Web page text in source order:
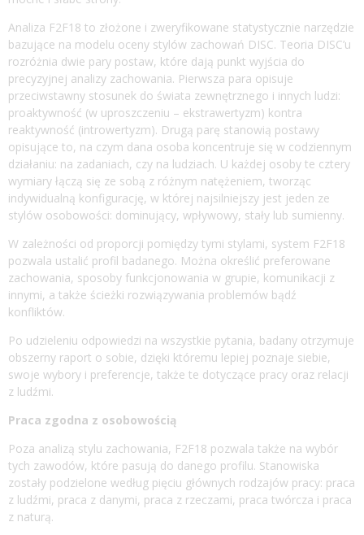
Analiza F2F18 to złożone i zweryfikowane statystycznie narzędzie
bazujące na modelu oceny stylów zachowań DISC. Teoria DISC’u
rozróżnia dwie pary postaw, które dają punkt wyjścia do
precyzyjnej analizy zachowania. Pierwsza para opisuje
przeciwstawny stosunek do świata zewnętrznego i innych ludzi:
proaktywność (w uproszczeniu – ekstrawertyzm) kontra
reaktywność (introwertyzm). Drugą parę stanowią postawy
opisujące to, na czym dana osoba koncentruje się w codziennym
działaniu: na zadaniach, czy na ludziach. U każdej osoby te cztery
wymiary łączą się ze sobą z różnym natężeniem, tworząc
indywidualną konfigurację, w której najsilniejszy jest jeden ze
stylów osobowości: dominujący, wpływowy, stały lub sumienny.
W zależności od proporcji pomiędzy tymi stylami, system F2F18
pozwala ustalić profil badanego. Można określić preferowane
zachowania, sposoby funkcjonowania w grupie, komunikacji z
innymi, a także ścieżki rozwiązywania problemów bądź
konfliktów.
Po udzieleniu odpowiedzi na wszystkie pytania, badany otrzymuje
obszerny raport o sobie, dzięki któremu lepiej poznaje siebie,
swoje wybory i preferencje, także te dotyczące pracy oraz relacji
z ludźmi.
Praca zgodna z osobowością
Poza analizą stylu zachowania, F2F18 pozwala także na wybór
tych zawodów, które pasują do danego profilu. Stanowiska
zostały podzielone według pięciu głównych rodzajów pracy: praca
z ludźmi, praca z danymi, praca z rzeczami, praca twórcza i praca
z naturą.